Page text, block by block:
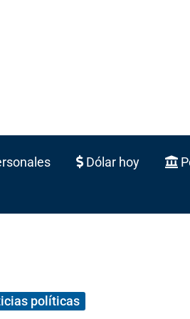
Dólar hoy
políticas